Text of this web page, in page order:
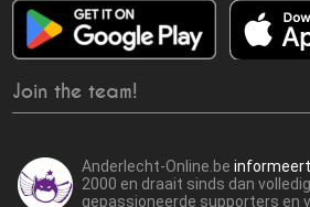
Join the team!
Anderlecht-Online.be
2000 en draait sinds dan
gepassioneerde supporters en